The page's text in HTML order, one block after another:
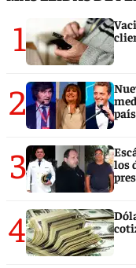
1
2
3
los
4